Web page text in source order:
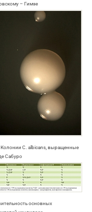
– Гимзе
Колонии C. albicans, выращенные
Сабуро
основных